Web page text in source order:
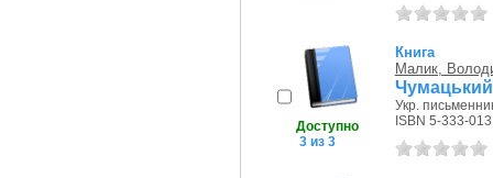
Доступно
3 из 3
Книга
Малик,
Укр.
ISBN 5-333-